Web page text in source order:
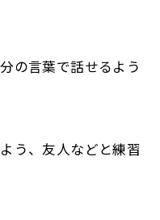
の言葉で話せるよう
う、友人などと練習